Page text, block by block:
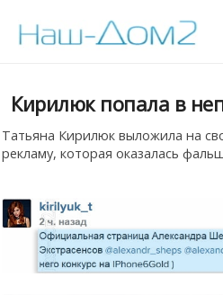
Кирилюк попала в
Татьяна Кирилюк выложила на
рекламу, которая оказалась